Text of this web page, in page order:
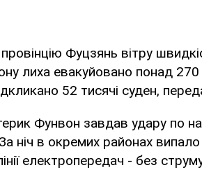
Фуцзянь вітру
лиха евакуйовано понад
52 тисячі суден,
Фунвон завдав удару по
ніч в окремих районах випало
електропередач - без